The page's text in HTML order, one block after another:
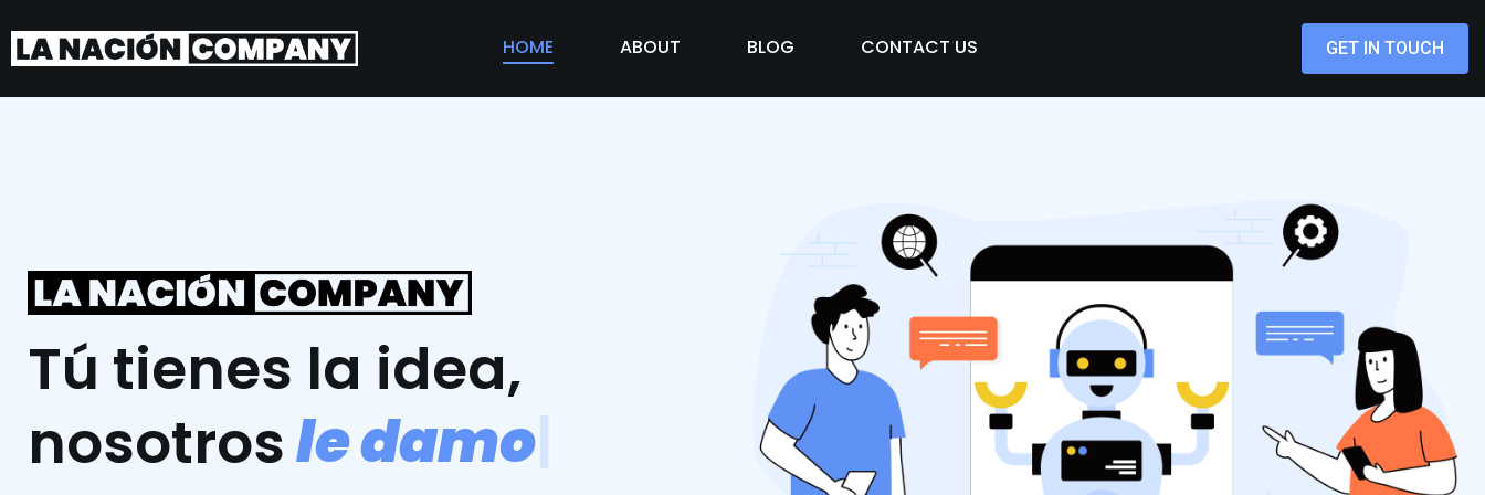
HOME ABOUT BLOG CONTACT US GET IN TOUCH
Tú tienes la idea,
nosotrosledamos